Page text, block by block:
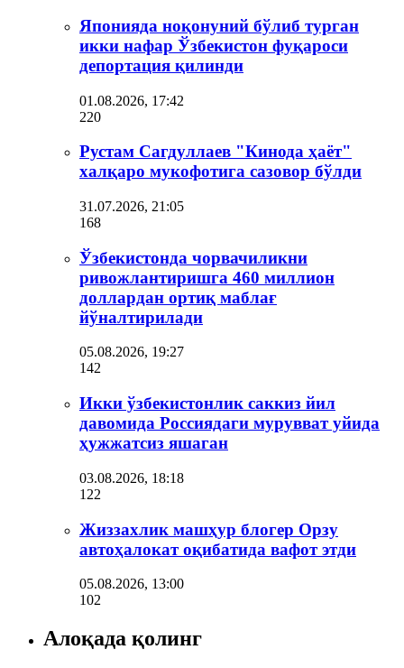
Японияда ноқонуний бўлиб турган
икки нафар Ўзбекистон фуқароси
депортация қилинди
01.08.2026, 17:42
220
Рустам Сагдуллаев "Кинода ҳаёт"
халқаро мукофотига сазовор бўлди
31.07.2026, 21:05
168
Ўзбекистонда чорвачиликни
ривожлантиришга 460 миллион
доллардан ортиқ маблағ
йўналтирилади
05.08.2026, 19:27
142
Икки ўзбекистонлик саккиз йил
давомида Россиядаги мурувват уйида
ҳужжатсиз яшаган
03.08.2026, 18:18
122
Жиззахлик машҳур блогер Орзу
автоҳалокат оқибатида вафот этди
05.08.2026, 13:00
102
Алоқада қолинг